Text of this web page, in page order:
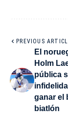
PREVIOUS
El
Holm
pública
ganar el
biatlón